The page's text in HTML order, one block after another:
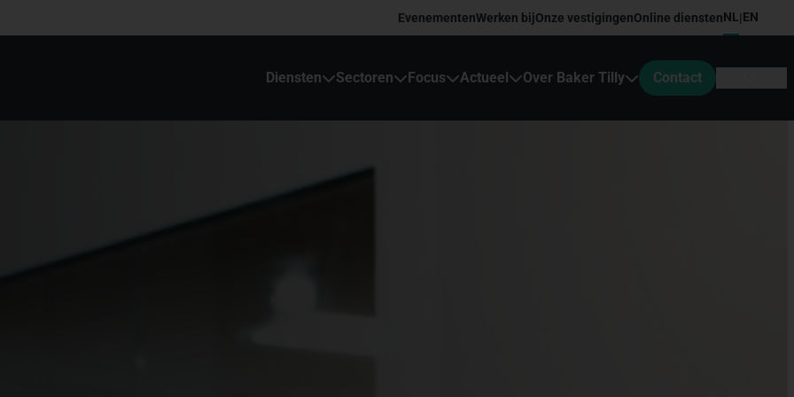
EvenementenWerken bijOnze vestigingenOnline dienstenNL|EN
Diensten Sectoren Focus Actueel Over Baker Tilly Contact